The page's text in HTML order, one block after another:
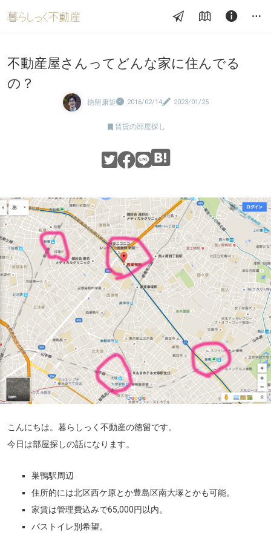
不動産屋さんってどんな家に住んでる
の？
徳留康矩 2016/02/14 2023/01/25
 賃貸の部屋探し
こんにちは。暮らしっく不動産の徳留です。
今日は部屋探しの話になります。
巣鴨駅周辺
住所的には北区西ケ原とか豊島区南大塚とかも可能。
家賃は管理費込みで65,000円以内。
バストイレ別希望。